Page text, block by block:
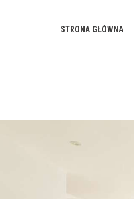
STRONA GŁÓWNA